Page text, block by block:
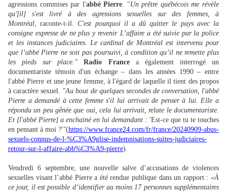
agressions commises par l'abbé Pierre. "Un prêtre québécois me révèle
qu'[il] s'est livré à des agressions sexuelles sur des femmes, à
Montréal, raconte-t-il. C'est pourquoi il a dû quitter le pays avec la
consigne expresse de ne plus y revenir. L’affaire a été suivie par la police
et les instances judiciaires. Le cardinal de Montréal est intervenu pour
que l’abbé Pierre ne soit pas poursuivi, à condition qu’il ne remette plus
les pieds sur place."
Radio Francea également interrogé un
documentariste témoin d'un échange – dans les années 1990 – entre
l'abbé Pierre et une jeune femme, à l'égard de laquelle il tient des propos
à caractère sexuel. "Au bout de quelques secondes de conversation, l'abbé
Pierre a demandé à cette femme s'il lui arrivait de penser à lui. Elle a
répondu un peu gênée que oui, cela lui arrivait, relate le documentariste.
Et [l'abbé Pierre] a enchainé en lui demandant : 'Est-ce que tu te touches
en pensant à moi ?'"(https://www.france24.com/fr/france/20240909-abus-
sexuels-connus-de-l-%C3%A9glise-indemnisations-suites-judiciaires-
retour-sur-l-affaire-abb%C3%A9-pierre).
Vendredi 6 septembre, une nouvelle salve d’accusations de violences
sexuelles visant l’abbé Pierre a été rendue publique dans un rapport : «À
ce jour, il est possible d’identifier au moins 17 personnes supplémentaires